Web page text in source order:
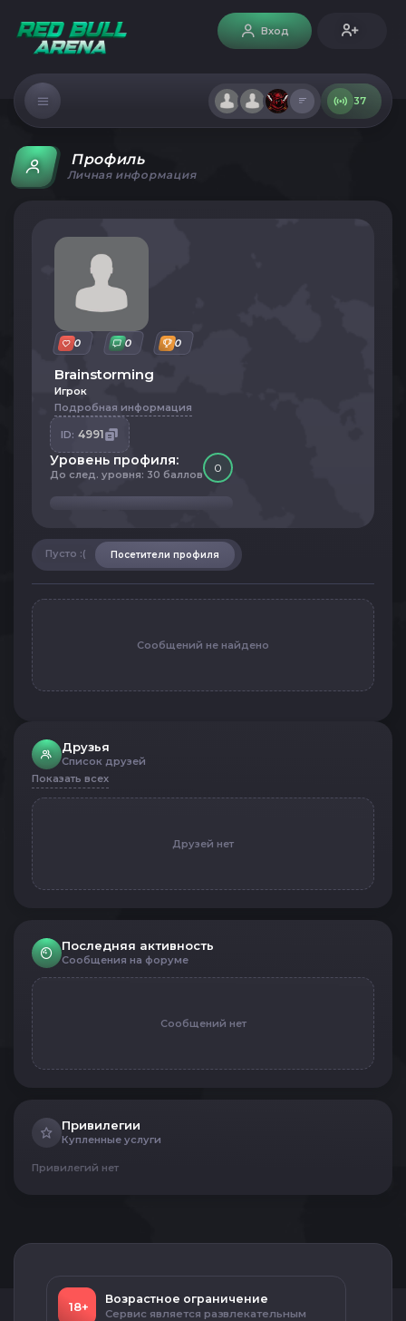
Вход
37
Профиль
Личная информация
0 0 0
Brainstorming
Игрок
Подробная информация
ID: 4991
Уровень профиля:
До след. уровня: 30 баллов 0
Посетители профиля
Пусто :(
Сообщений не найдено
Друзья
Список друзей
Показать всех
Друзей нет
Последняя активность
Сообщения на форуме
Сообщений нет
Привилегии
Купленные услуги
Привилегий нет
18+
Возрастное ограничение
Сервис является развлекательным